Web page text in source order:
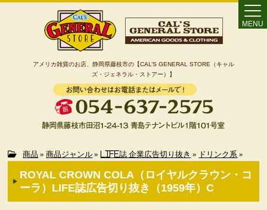
アメリカ雑貨のお店、静岡県藤枝市の【CAL’S GENERAL STORE（キャル
ズ・ジェネラル・ストアー）】
MENU
Home
カート
商品 » 商品ジャンル » LIFE誌 企業広告切り抜き » ドリンク系 »
ROYAL CROWN COLA（ロイヤルクラウン・コ
ーラ）LIFE誌広告切り抜き（1959年）C